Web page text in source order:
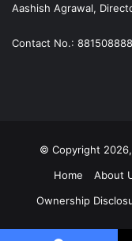
Aashish Agrawal,
Contact No.:
© Copyright
Home
About
Ownership